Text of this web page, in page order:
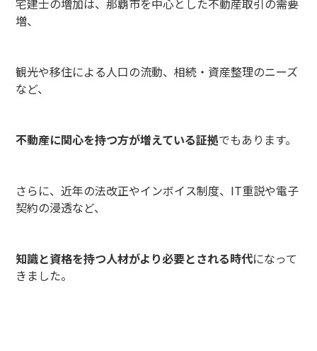
宅建士の増加は、那覇市を中心とした不動産取引の需要
増、
観光や移住による人口の流動、相続・資産整理のニーズ
など、
不動産に関心を持つ方が増えている証拠でもあります。
さらに、近年の法改正やインボイス制度、IT重説や電子
契約の浸透など、
知識と資格を持つ人材がより必要とされる時代になって
きました。